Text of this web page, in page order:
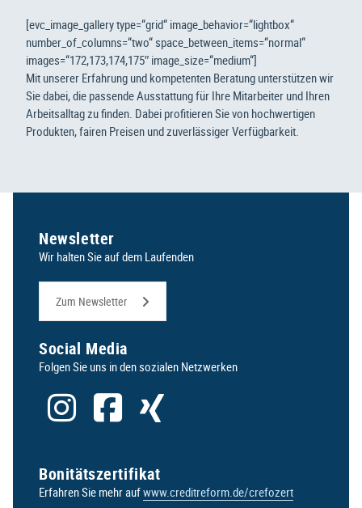
[evc_image_gallery type=“grid“ image_behavior=“lightbox“
number_of_columns=“two“ space_between_items=“normal“
images=“172,173,174,175″ image_size=“medium“]
Mit unserer Erfahrung und kompetenten Beratung unterstützen wir
Sie dabei, die passende Ausstattung für Ihre Mitarbeiter und Ihren
Arbeitsalltag zu finden. Dabei profitieren Sie von hochwertigen
Produkten, fairen Preisen und zuverlässiger Verfügbarkeit.
Newsletter
Wir halten Sie auf dem Laufenden
Zum Newsletter
Social Media
Folgen Sie uns in den sozialen Netzwerken
Bonitätszertifikat
Erfahren Sie mehr aufwww.creditreform.de/crefozert